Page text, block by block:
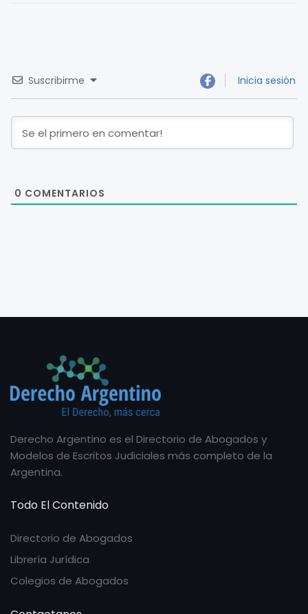
Suscribirme Inicia sesión
0 COMENTARIOS
Derecho Argentino es el Directorio de Abogados y
Modelos de Escritos Judiciales más completo de la
Argentina.
Todo El Contenido
Directorio de Abogados
Librería Jurídica
Colegios de Abogados